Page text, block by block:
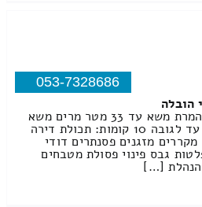
053-7328686
הובלה
מנוף להמרת משא עד 33 מטר מרים משא
לדירה עד לגובה 10 קומות: תכולת דירה
מקררים מזגנים פסנתרים דודי
גבס פינוי פסולת מטבחים
[…]